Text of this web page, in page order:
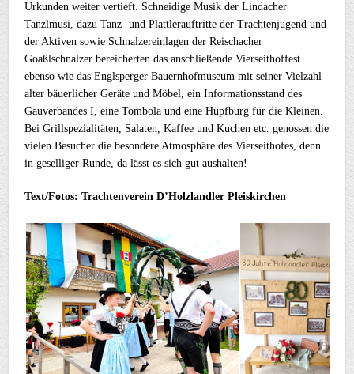
Urkunden weiter vertieft. Schneidige Musik der Lindacher
Tanzlmusi, dazu Tanz- und Plattlerauftritte der Trachtenjugend und
der Aktiven sowie Schnalzereinlagen der Reischacher
Goaßlschnalzer bereicherten das anschließende Vierseithoffest
ebenso wie das Englsperger Bauernhofmuseum mit seiner Vielzahl
alter bäuerlicher Geräte und Möbel, ein Informationsstand des
Gauverbandes I, eine Tombola und eine Hüpfburg für die Kleinen.
Bei Grillspezialitäten, Salaten, Kaffee und Kuchen etc. genossen die
vielen Besucher die besondere Atmosphäre des Vierseithofes, denn
in geselliger Runde, da lässt es sich gut aushalten!
Text/Fotos: Trachtenverein D’Holzlandler Pleiskirchen